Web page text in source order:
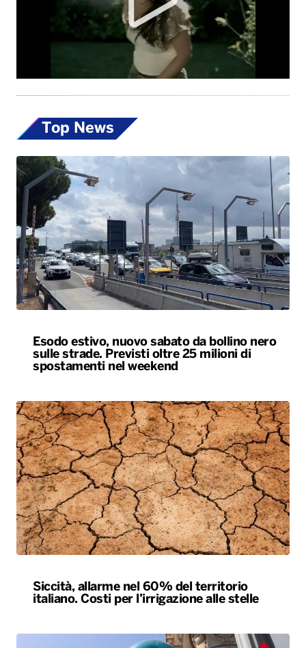
Top News
Esodo estivo, nuovo sabato da bollino nero
sulle strade. Previsti oltre 25 milioni di
spostamenti nel weekend
Siccità, allarme nel 60% del territorio
italiano. Costi per l’irrigazione alle stelle